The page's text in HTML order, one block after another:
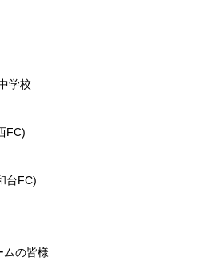
学校
FC)
台FC)
ムの皆様